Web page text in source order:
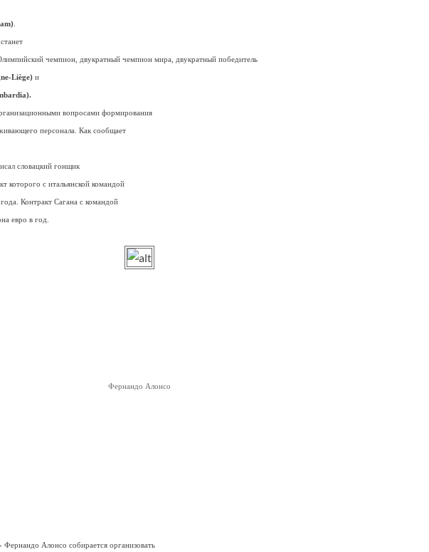
чемпион, двукратный чемпион мира, двукратный победитель
Liège) и
вопросами формирования
персонала. Как сообщает
словацкий гонщик
которого с итальянской командой
года. Контракт Сагана с командой
евро в год.
Фернандо Алонсо
Алонсо собирается организовать